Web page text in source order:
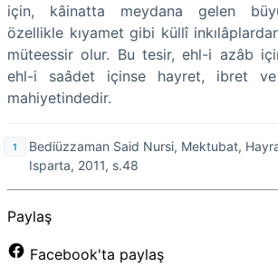
için, kâinatta meydana gelen
özellikle kıyamet gibi küllî
müteessir olur. Bu tesir, ehl-i azâb
ehl-i saâdet içinse hayret, ibret
mahiyetindedir.
Bediüzzaman Said Nursi, Mektubat,
Isparta, 2011, s.48
Paylaş
Facebook'ta paylaş